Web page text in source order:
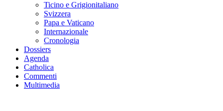
Ticino e Grigionitaliano
Svizzera
Papa e Vaticano
Internazionale
Cronologia
Dossiers
Agenda
Catholica
Commenti
Multimedia